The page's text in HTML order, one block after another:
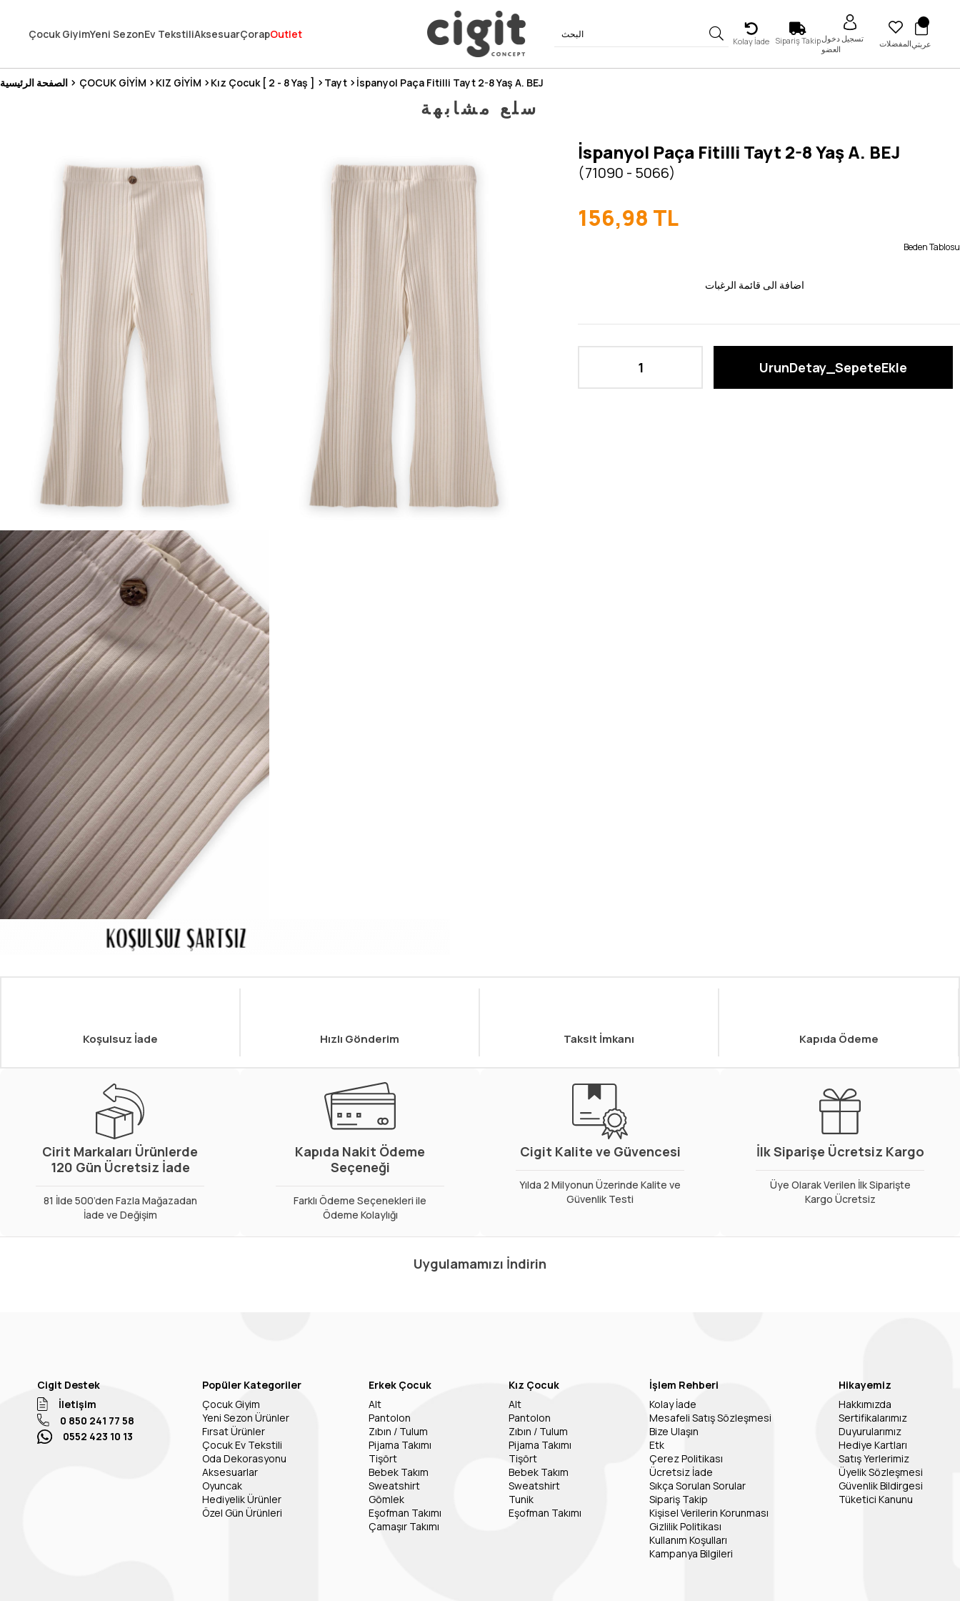
300₺ ve Üzeri Alışverişlerde Kargo Ücretsiz !
Koşulsuz Şartsız İade İmkanı
Çocuk GiyimYeni SezonEv TekstiliAksesuarÇorapOutlet
Kolay İade Sipariş Takipتسجيل دخول
العضو
المفضلاتعربتي
الصفحة الرئيسية ÇOCUK GİYİM KIZ GİYİM Kız Çocuk [ 2 - 8 Yaş ] Tayt İspanyol Paça Fitilli Tayt 2-8 Yaş A. BEJ
سلع مشابهة
İspanyol Paça Fitilli Tayt 2-8 Yaş A. BEJ
(71090 - 5066)
156,98 TL
Beden Tablosu
اضافة الى قائمة الرغبات
Koşulsuz İade Hızlı Gönderim Taksit İmkanı Kapıda Ödeme
Cirit Markaları Ürünlerde
120 Gün Ücretsiz İade
81 İlde 500’den Fazla Mağazadan
İade ve Değişim
Kapıda Nakit Ödeme
Seçeneği
Farklı Ödeme Seçenekleri ile
Ödeme Kolaylığı
Cigit Kalite ve Güvencesi
Yılda 2 Milyonun Üzerinde Kalite ve
Güvenlik Testi
İlk Siparişe Ücretsiz Kargo
Üye Olarak Verilen İlk Siparişte
Kargo Ücretsiz
Uygulamamızı İndirin
Cigit Destek
İletişim
0 850 241 77 58
0552 423 10 13
Popüler Kategoriler
Çocuk Giyim
Yeni Sezon Ürünler
Fırsat Ürünler
Çocuk Ev Tekstili
Oda Dekorasyonu
Aksesuarlar
Oyuncak
Hediyelik Ürünler
Özel Gün Ürünleri
Erkek Çocuk
Alt
Pantolon
Zıbın / Tulum
Pijama Takımı
Tişört
Bebek Takım
Sweatshirt
Gömlek
Eşofman Takımı
Çamaşır Takımı
Kız Çocuk
Alt
Pantolon
Zıbın / Tulum
Pijama Takımı
Tişört
Bebek Takım
Sweatshirt
Tunik
Eşofman Takımı
İşlem Rehberi
Kolay İade
Mesafeli Satış Sözleşmesi
Bize Ulaşın
Etk
Çerez Politikası
Ücretsiz İade
Sıkça Sorulan Sorular
Sipariş Takip
Kişisel Verilerin Korunması
Gizlilik Politikası
Kullanım Koşulları
Kampanya Bilgileri
Hikayemiz
Hakkımızda
Sertifikalarımız
Duyurularımız
Hediye Kartları
Satış Yerlerimiz
Üyelik Sözleşmesi
Güvenlik Bildirgesi
Tüketici Kanunu